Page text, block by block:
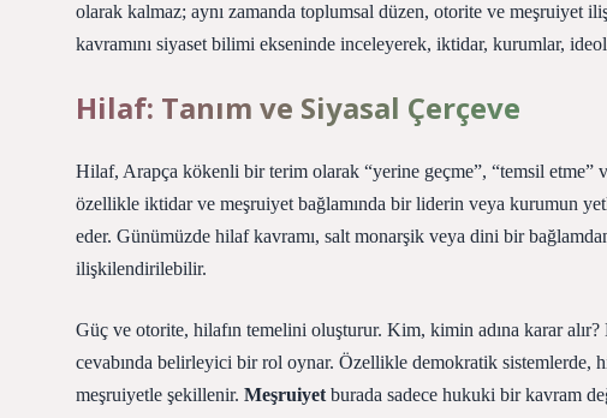
olarak kalmaz; aynı zamanda toplumsal düzen, otorite ve meşruiyet
kavramını siyaset bilimi ekseninde inceleyerek, iktidar, kurumlar,
Hilaf: Tanım ve Siyasal Çerçeve
Hilaf, Arapça kökenli bir terim olarak “yerine geçme”, “temsil etme”
özellikle iktidar ve meşruiyet bağlamında bir liderin veya kurumun
eder. Günümüzde hilaf kavramı, salt monarşik veya dini bir
ilişkilendirilebilir.
Güç ve otorite, hilafın temelini oluşturur. Kim, kimin adına karar
cevabında belirleyici bir rol oynar. Özellikle demokratik sistemlerde,
meşruiyetle şekillenir. Meşruiyet burada sadece hukuki bir kavram